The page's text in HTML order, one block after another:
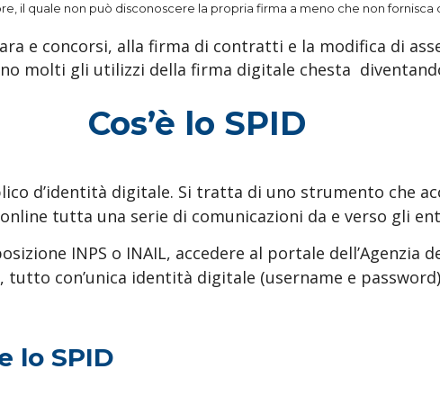
il quale non può disconoscere la propria firma a meno che non fornisca
e concorsi, alla firma di contratti e la modifica di
molti gli utilizzi della firma digitale chesta
Cos’è lo SPID
d’identità digitale. Si tratta di uno strumento che
tutta una serie di comunicazioni da e verso gli
INPS o INAIL, accedere al portale dell’Agenzia
tutto con’unica identità digitale (username e
lo SPID